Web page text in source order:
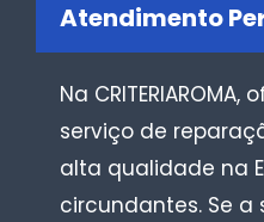
Atendimento
Na
serviço de
alta qualidade na
circundantes. Se